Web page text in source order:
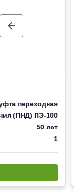
переходная
(ПНД) ПЭ-100
50 лет
1